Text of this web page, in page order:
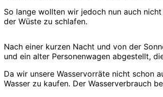
So lange wollten wir jedoch nun auch
der Wüste zu schlafen.
Nach einer kurzen Nacht und von der
und ein alter Personenwagen abgestellt,
Da wir unsere Wasservorräte nicht schon
Wasser zu kaufen. Der Wasserverbrauch